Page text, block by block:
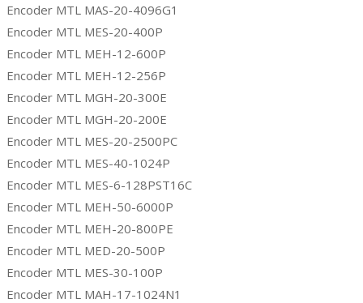
Encoder MTL MAS-20-4096G1
Encoder MTL MES-20-400P
Encoder MTL MEH-12-600P
Encoder MTL MEH-12-256P
Encoder MTL MGH-20-300E
Encoder MTL MGH-20-200E
Encoder MTL MES-20-2500PC
Encoder MTL MES-40-1024P
Encoder MTL MES-6-128PST16C
Encoder MTL MEH-50-6000P
Encoder MTL MEH-20-800PE
Encoder MTL MED-20-500P
Encoder MTL MES-30-100P
Encoder MTL MAH-17-1024N1